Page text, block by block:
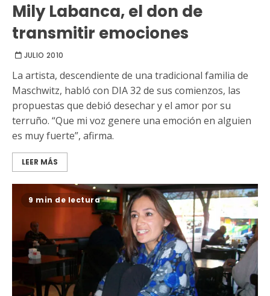
Mily Labanca, el don de
transmitir emociones
JULIO 2010
La artista, descendiente de una tradicional familia de
Maschwitz, habló con DIA 32 de sus comienzos, las
propuestas que debió desechar y el amor por su
terruño. “Que mi voz genere una emoción en alguien
es muy fuerte”, afirma.
LEER MÁS
9 min de lectura